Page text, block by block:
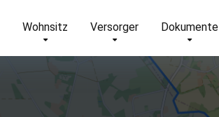
Wohnsitz Versorger Dokumente